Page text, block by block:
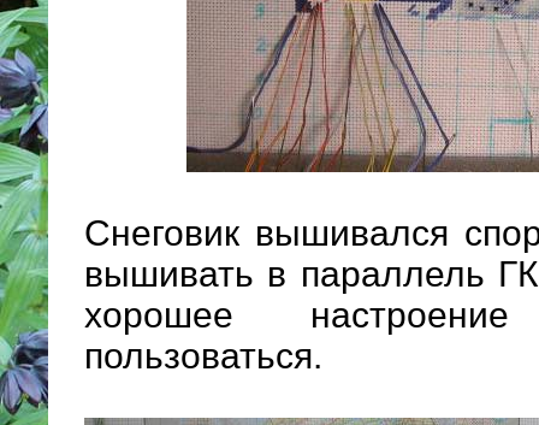
Снеговик вышивался
вышивать в параллель
хорошее
пользоваться.